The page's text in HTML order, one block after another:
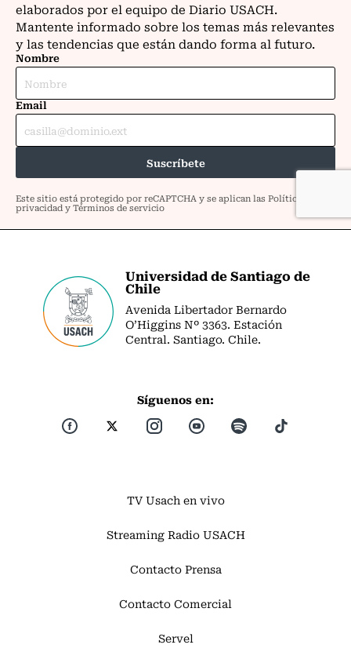
Universidad de Santiago de
Chile
Avenida Libertador Bernardo
O’Higgins Nº 3363. Estación
Central. Santiago. Chile.
Síguenos en:
TV Usach en vivo
Streaming Radio USACH
Contacto Prensa
Contacto Comercial
Servel